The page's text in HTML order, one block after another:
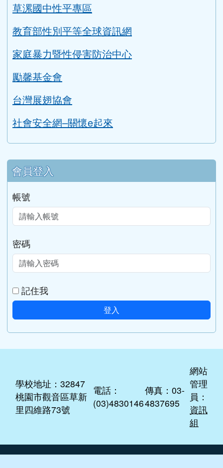
草漯國中性平專區
教育部性別平等全球資訊網
家庭暴力暨性侵害防治中心
勵馨基金會
台灣展翅協會
社會安全網–關懷e起來
會員登入
帳號
密碼
記住我
登入
學校地址：32847
桃園市觀音區草新
里四維路73號
電話：
(03)4830146
傳真：03-
4837695
網站
管理
員：
資訊
組